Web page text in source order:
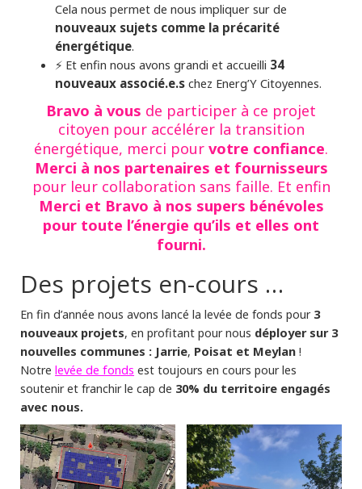
Cela nous permet de nous impliquer sur de
nouveaux sujets comme la précarité
énergétique.
⚡ Et enfin nous avons grandi et accueilli 34
nouveaux associé.e.s chez Energ’Y Citoyennes.
Bravo à vous de participer à ce projet
citoyen pour accélérer la transition
énergétique, merci pour votre confiance.
Merci à nos partenaires et fournisseurs
pour leur collaboration sans faille. Et enfin
Merci et Bravo à nos supers bénévoles
pour toute l’énergie qu’ils et elles ont
fourni.
Des projets en-cours …
En fin d’année nous avons lancé la levée de fonds pour 3
nouveaux projets, en profitant pour nous déployer sur 3
nouvelles communes : Jarrie, Poisat et Meylan !
Notre levée de fonds est toujours en cours pour les
soutenir et franchir le cap de 30% du territoire engagés
avec nous.